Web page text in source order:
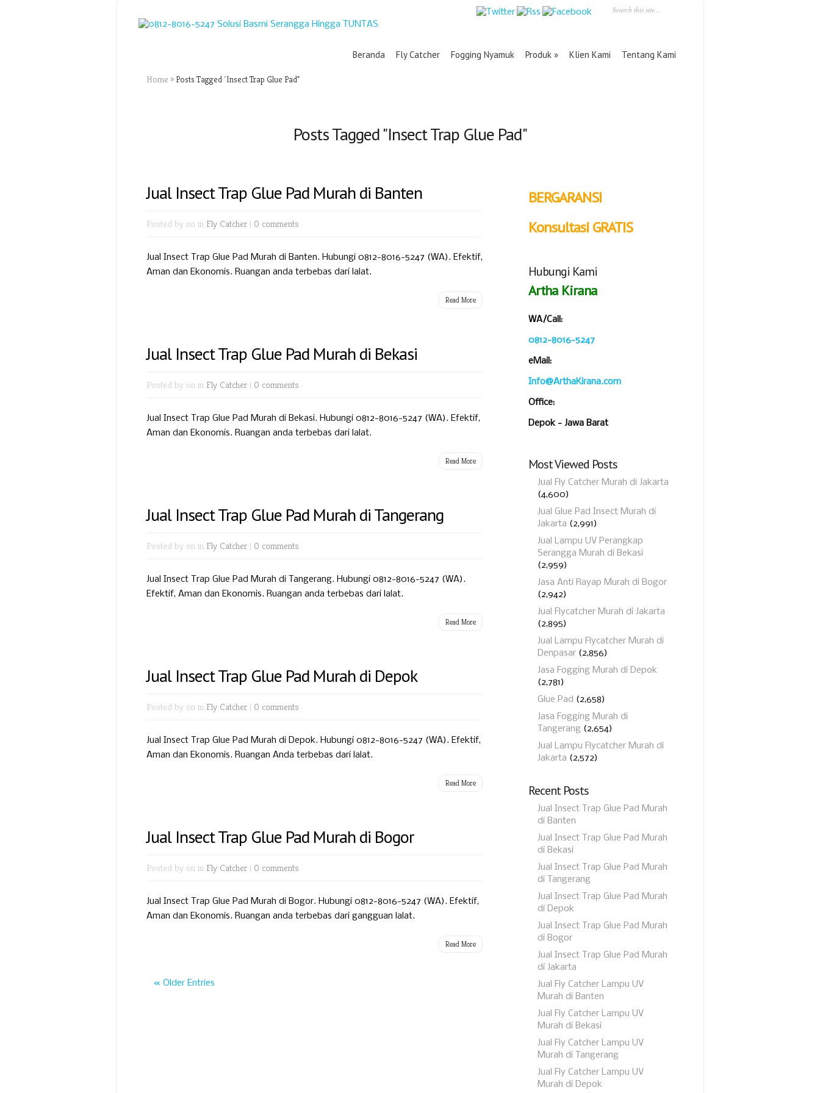
Beranda Fly Catcher Fogging Nyamuk Produk Klien Kami Tentang Kami
Home » Posts Tagged"Insect Trap Glue Pad"
Posts Tagged "Insect Trap Glue Pad"
Jual Insect Trap Glue Pad Murah di Banten
Posted by on in Fly Catcher | 0 comments
Jual Insect Trap Glue Pad Murah di Banten. Hubungi 0812-8016-5247 (WA). Efektif,
Aman dan Ekonomis. Ruangan anda terbebas dari lalat.
Read More
Jual Insect Trap Glue Pad Murah di Bekasi
Posted by on in Fly Catcher | 0 comments
Jual Insect Trap Glue Pad Murah di Bekasi. Hubungi 0812-8016-5247 (WA). Efektif,
Aman dan Ekonomis. Ruangan anda terbebas dari lalat.
Read More
Jual Insect Trap Glue Pad Murah di Tangerang
Posted by on in Fly Catcher | 0 comments
Jual Insect Trap Glue Pad Murah di Tangerang. Hubungi 0812-8016-5247 (WA).
Efektif, Aman dan Ekonomis. Ruangan anda terbebas dari lalat.
Read More
Jual Insect Trap Glue Pad Murah di Depok
Posted by on in Fly Catcher | 0 comments
Jual Insect Trap Glue Pad Murah di Depok. Hubungi 0812-8016-5247 (WA). Efektif,
Aman dan Ekonomis. Ruangan Anda terbebas dari lalat.
Read More
Jual Insect Trap Glue Pad Murah di Bogor
Posted by on in Fly Catcher | 0 comments
Jual Insect Trap Glue Pad Murah di Bogor. Hubungi 0812-8016-5247 (WA). Efektif,
Aman dan Ekonomis. Ruangan anda terbebas dari gangguan lalat.
Read More
« Older Entries
BERGARANSI
Konsultasi GRATIS
Hubungi Kami
Artha Kirana
WA/Call:
0812-8016-5247
eMail:
Info@ArthaKirana.com
Office:
Depok - Jawa Barat
Most Viewed Posts
Jual Fly Catcher Murah di Jakarta
(4,600)
Jual Glue Pad Insect Murah di
Jakarta (2,991)
Jual Lampu UV Perangkap
Serangga Murah di Bekasi
(2,959)
Jasa Anti Rayap Murah di Bogor
(2,942)
Jual Flycatcher Murah di Jakarta
(2,895)
Jual Lampu Flycatcher Murah di
Denpasar (2,856)
Jasa Fogging Murah di Depok
(2,781)
Glue Pad (2,658)
Jasa Fogging Murah di
Tangerang (2,654)
Jual Lampu Flycatcher Murah di
Jakarta (2,572)
Recent Posts
Jual Insect Trap Glue Pad Murah
di Banten
Jual Insect Trap Glue Pad Murah
di Bekasi
Jual Insect Trap Glue Pad Murah
di Tangerang
Jual Insect Trap Glue Pad Murah
di Depok
Jual Insect Trap Glue Pad Murah
di Bogor
Jual Insect Trap Glue Pad Murah
di Jakarta
Jual Fly Catcher Lampu UV
Murah di Banten
Jual Fly Catcher Lampu UV
Murah di Bekasi
Jual Fly Catcher Lampu UV
Murah di Tangerang
Jual Fly Catcher Lampu UV
Murah di Depok